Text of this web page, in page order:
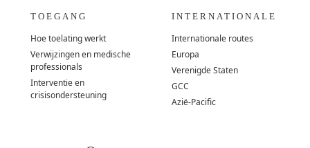
TOEGANG
Hoe toelating werkt
Verwijzingen en medische
professionals
Interventie en
crisisondersteuning
INTERNATIONALE
Internationale routes
Europa
Verenigde Staten
GCC
Azië-Pacific